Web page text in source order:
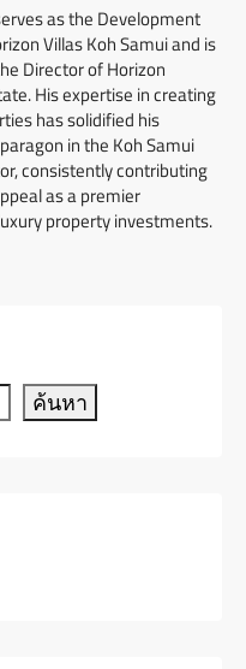
as the Development
Villas Koh Samui and is
Director of Horizon
His expertise in creating
has solidified his
in the Koh Samui
consistently contributing
as a premier
property investments.
ค้นหา